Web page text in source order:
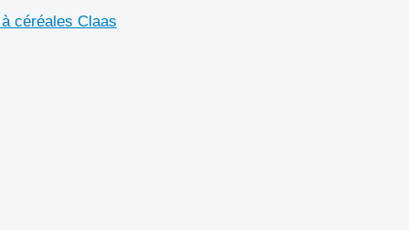
céréales Claas